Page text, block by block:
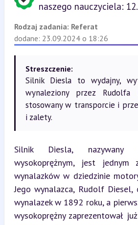
naszego nauczyciela:
Rodzaj zadania: Referat
dodane: 23.09.2024 o 18:26
Streszczenie:
Silnik Diesla to wydajny,
wynaleziony przez Rudolfa
stosowany w transporcie i
i zalety.
Silnik Diesla, nazywany
wysokoprężnym, jest jednym
wynalazków w dziedzinie
Jego wynalazca, Rudolf Diesel,
wynalazek w 1892 roku, a
wysokoprężny zaprezentował